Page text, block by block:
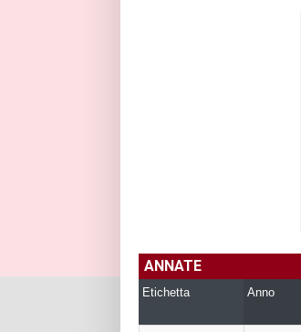
ANNATE
Etichetta Anno